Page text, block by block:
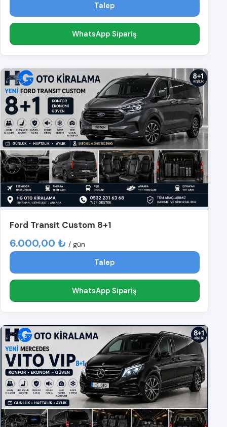
Talep
WhatsApp Sipariş
Ford Transit Custom 8+1
6.000,00 ₺ / gün
Talep
WhatsApp Sipariş